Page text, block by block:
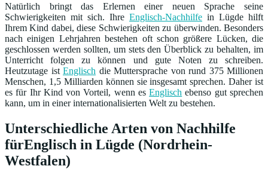
Natürlich bringt das Erlernen einer neuen Sprache seine
Schwierigkeiten mit sich. Ihre Englisch-Nachhilfe in Lügde hilft
Ihrem Kind dabei, diese Schwierigkeiten zu überwinden. Besonders
nach einigen Lehrjahren bestehen oft schon größere Lücken, die
geschlossen werden sollten, um stets den Überblick zu behalten, im
Unterricht folgen zu können und gute Noten zu schreiben.
Heutzutage ist Englisch die Muttersprache von rund 375 Millionen
Menschen, 1,5 Milliarden können sie insgesamt sprechen. Daher ist
es für Ihr Kind von Vorteil, wenn esEnglisch ebenso gut sprechen
kann, um in einer internationalisierten Welt zu bestehen.
Unterschiedliche Arten von Nachhilfe
fürEnglisch in Lügde (Nordrhein-
Westfalen)